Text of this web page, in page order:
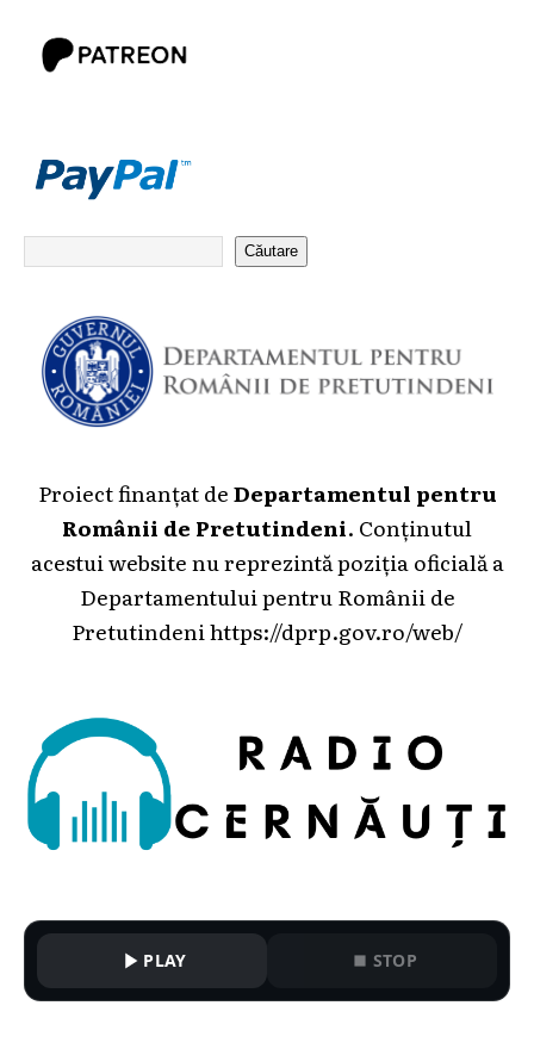
Căutare
Proiect finanțat deDepartamentul pentru
Românii de Pretutindeni. Conținutul
acestui website nu reprezintă poziția oficială a
Departamentului pentru Românii de
Pretutindeni https://dprp.gov.ro/web/
PLAY STOP